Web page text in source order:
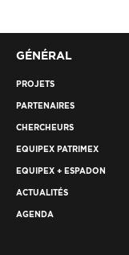
GÉNÉRAL
PROJETS
PARTENAIRES
CHERCHEURS
EQUIPEX PATRIMEX
EQUIPEX + ESPADON
ACTUALITÉS
AGENDA